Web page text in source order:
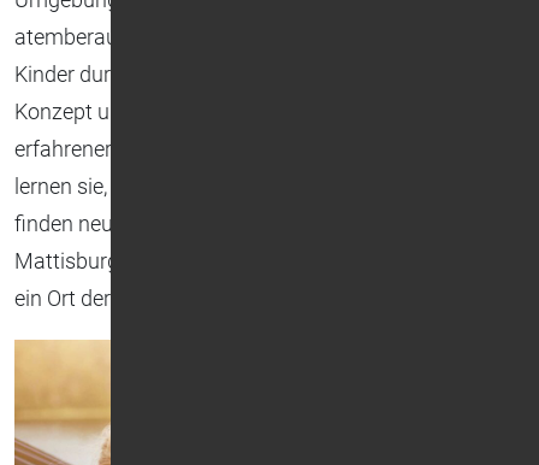
atemberaubenden Natur des Chiemsees, können die
Kinder durch unser ganzheitliches therapeutisches
Konzept und die Unterstützung eines Teams
erfahrener Fachkräfte wieder Vertrauen fassen. Hier
lernen sie, mit ihren Erlebnissen umzugehen und
finden neuen Lebensmut. Die Sternstunden-
Mattisburg ist mehr als ein Zuhause auf Zeit – es ist
ein Ort der Geborgenheit und des Neuanfangs.